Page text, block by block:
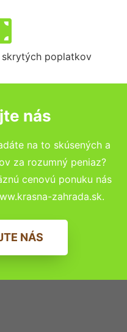
poplatkov
nás
na to skúsených a
za rozumný peniaz?
cenovú ponuku nás
zahrada.sk.
NÁS